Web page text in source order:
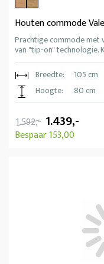
Houten commode
Prachtige commode met
van "tip-on" technologie.
Breedte:
105 cm
Hoogte:
80 cm
1.592,- 1.439,-
Bespaar 153,00